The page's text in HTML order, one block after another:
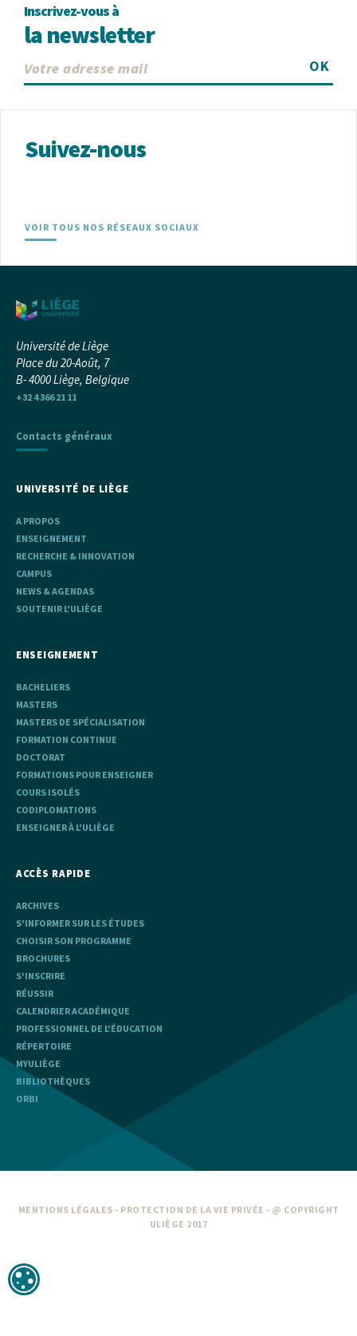
Inscrivez-vous à
la newsletter
OK
Suivez-nous
VOIR TOUS NOS RÉSEAUX SOCIAUX
Université de Liège
Place du 20-Août, 7
B- 4000 Liège, Belgique
+32 4 366 21 11
Contacts généraux
UNIVERSITÉ DE LIÈGE
A PROPOS
ENSEIGNEMENT
RECHERCHE & INNOVATION
CAMPUS
NEWS & AGENDAS
SOUTENIR L'ULIÈGE
ENSEIGNEMENT
BACHELIERS
MASTERS
MASTERS DE SPÉCIALISATION
FORMATION CONTINUE
DOCTORAT
FORMATIONS POUR ENSEIGNER
COURS ISOLÉS
CODIPLOMATIONS
ENSEIGNER À L'ULIÈGE
ACCÈS RAPIDE
ARCHIVES
S'INFORMER SUR LES ÉTUDES
CHOISIR SON PROGRAMME
BROCHURES
S'INSCRIRE
RÉUSSIR
CALENDRIER ACADÉMIQUE
PROFESSIONNEL DE L'ÉDUCATION
RÉPERTOIRE
MYULIÈGE
BIBLIOTHÈQUES
ORBI
MENTIONS LÉGALES - PROTECTION DE LA VIE PRIVÉE - @ COPYRIGHT
ULIÈGE 2017